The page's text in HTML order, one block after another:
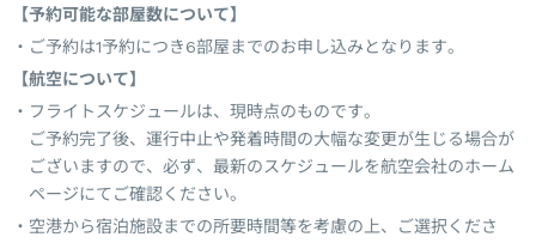
【予約可能な部屋数について】
ご予約は1予約につき6部屋までのお申し込みとなります。
【航空について】
フライトスケジュールは、現時点のものです。
ご予約完了後、運行中止や発着時間の大幅な変更が生じる場合が
ございますので、必ず、最新のスケジュールを航空会社のホーム
ページにてご確認ください。
空港から宿泊施設までの所要時間等を考慮の上、ご選択くださ